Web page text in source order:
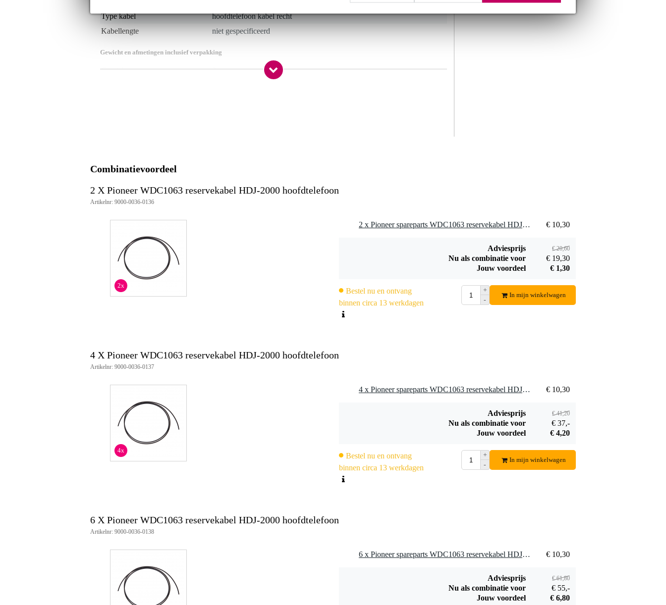
Type kabel
hoofdtelefoon kabel recht
Kabellengte
niet gespecificeerd
Gewicht en afmetingen inclusief verpakking
Gewicht(incl. verpakking)
3 gr
Combinatievoordeel
2 X Pioneer WDC1063 reservekabel HDJ-2000 hoofdtelefoon
Artikelnr: 9000-0036-0136
2x
2 x Pioneer spareparts WDC1063 reservekabel HDJ-2000 hoofdtelefoon € 10,30
Adviesprijs € 20,60
Nu als combinatie voor
€ 19,30
Jouw voordeel
€ 1,30
Bestel nu en ontvang
binnen circa 13 werkdagen
+
-
In mijn winkelwagen
4 X Pioneer WDC1063 reservekabel HDJ-2000 hoofdtelefoon
Artikelnr: 9000-0036-0137
4x
4 x Pioneer spareparts WDC1063 reservekabel HDJ-2000 hoofdtelefoon € 10,30
Adviesprijs € 41,20
Nu als combinatie voor
€ 37,-
Jouw voordeel
€ 4,20
Bestel nu en ontvang
binnen circa 13 werkdagen
+
-
In mijn winkelwagen
6 X Pioneer WDC1063 reservekabel HDJ-2000 hoofdtelefoon
Artikelnr: 9000-0036-0138
6 x Pioneer spareparts WDC1063 reservekabel HDJ-2000 hoofdtelefoon € 10,30
Adviesprijs € 61,80
Nu als combinatie voor
€ 55,-
Jouw voordeel
€ 6,80